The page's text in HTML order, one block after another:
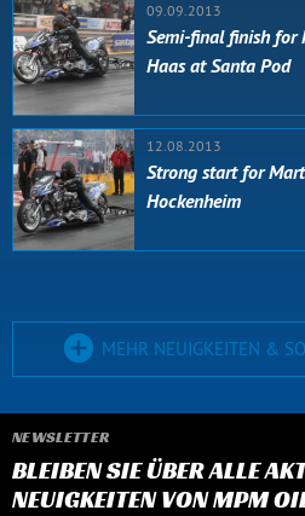
09.09.2013
Semi-final finish for
Haas at Santa Pod
12.08.2013
Strong start for
Hockenheim
MEHR NEUIGKEITEN &
NEWSLETTER
BLEIBEN SIE ÜBER ALLE
NEUIGKEITEN VON MPM